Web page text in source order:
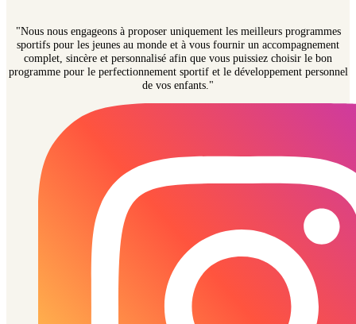
"Nous nous engageons à proposer uniquement les meilleurs programmes
sportifs pour les jeunes au monde et à vous fournir un accompagnement
complet, sincère et personnalisé afin que vous puissiez choisir le bon
programme pour le perfectionnement sportif et le développement personnel
de vos enfants."